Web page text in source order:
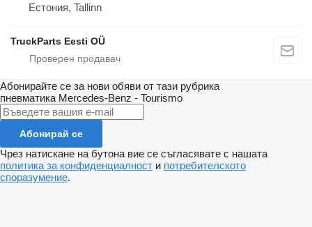
Естония, Tallinn
TruckParts Eesti OÜ
Абонирайте се за нови обяви от тази рубрика
пневматика Mercedes-Benz - Tourismo
Абонирай се
Чрез натискане на бутона вие се съгласявате с нашата
политика за конфиденциалност и потребителското
споразумение.